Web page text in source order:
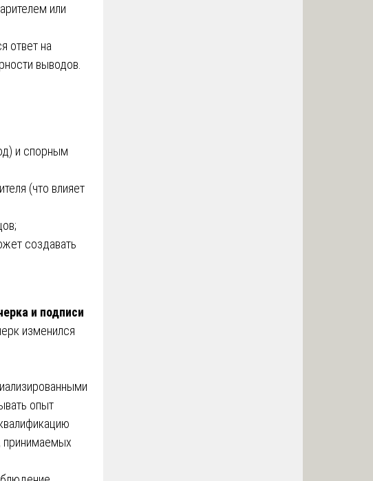
или
ответ на
выводов.
и спорным
(что влияет
создавать
и подписи
изменился
опыт
принимаемых